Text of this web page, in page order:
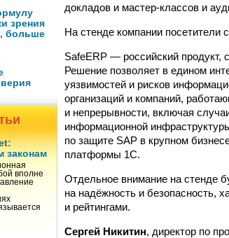
зрения
больше
законам
вполне
докладов и мастер-классов и
На стенде компании посетители
SafeERP — российский продукт,
Решение позволяет в едином
уязвимостей и рисков
организаций и компаний,
и непрерывности, включая
информационной
по защите SAP в крупном
платформы 1С.
Отдельное внимание на стенде
на надёжность и безопасность,
и рейтингами.
Сергей Никитин, директор по